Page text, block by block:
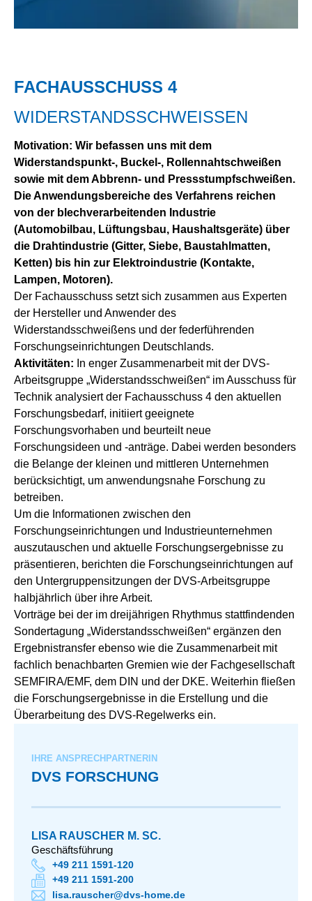
FACHAUSSCHUSS 4
WIDERSTANDSSCHWEISSEN
Motivation: Wir befassen uns mit dem
Widerstandspunkt-, Buckel-, Rollennahtschweißen
sowie mit dem Abbrenn- und Pressstumpfschweißen.
Die Anwendungsbereiche des Verfahrens reichen
von der blechverarbeitenden Industrie
(Automobilbau, Lüftungsbau, Haushaltsgeräte) über
die Drahtindustrie (Gitter, Siebe, Baustahlmatten,
Ketten) bis hin zur Elektroindustrie (Kontakte,
Lampen, Motoren).
Der Fachausschuss setzt sich zusammen aus Experten
der Hersteller und Anwender des
Widerstandsschweißens und der federführenden
Forschungseinrichtungen Deutschlands.
Aktivitäten: In enger Zusammenarbeit mit der DVS-
Arbeitsgruppe „Widerstandsschweißen“ im Ausschuss für
Technik analysiert der Fachausschuss 4 den aktuellen
Forschungsbedarf, initiiert geeignete
Forschungsvorhaben und beurteilt neue
Forschungsideen und -anträge. Dabei werden besonders
die Belange der kleinen und mittleren Unternehmen
berücksichtigt, um anwendungsnahe Forschung zu
betreiben.
Um die Informationen zwischen den
Forschungseinrichtungen und Industrieunternehmen
auszutauschen und aktuelle Forschungsergebnisse zu
präsentieren, berichten die Forschungseinrichtungen auf
den Untergruppensitzungen der DVS-Arbeitsgruppe
halbjährlich über ihre Arbeit.
Vorträge bei der im dreijährigen Rhythmus stattfindenden
Sondertagung „Widerstandsschweißen“ ergänzen den
Ergebnistransfer ebenso wie die Zusammenarbeit mit
fachlich benachbarten Gremien wie der Fachgesellschaft
SEMFIRA/EMF, dem DIN und der DKE. Weiterhin fließen
die Forschungsergebnisse in die Erstellung und die
Überarbeitung des DVS-Regelwerks ein.
IHRE ANSPRECHPARTNERIN
DVS FORSCHUNG
LISA RAUSCHER M. SC.
Geschäftsführung
+49 211 1591-120
+49 211 1591-200
lisa.rauscher@dvs-home.de